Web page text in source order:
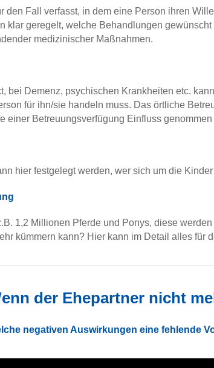
den Fall verfasst, in dem eine Person ihren
klar geregelt, welche Behandlungen
medizinischer Maßnahmen.
bei Demenz, psychischen Krankheiten etc.
für ihn/sie handeln muss. Das örtliche
einer Betreuungsverfügung Einfluss
hier festgelegt werden, wer sich um die
1,2 Millionen Pferde und Ponys, diese
kümmern kann? Hier kann im Detail alles für
der Ehepartner nicht
negativen Auswirkungen eine fehlende